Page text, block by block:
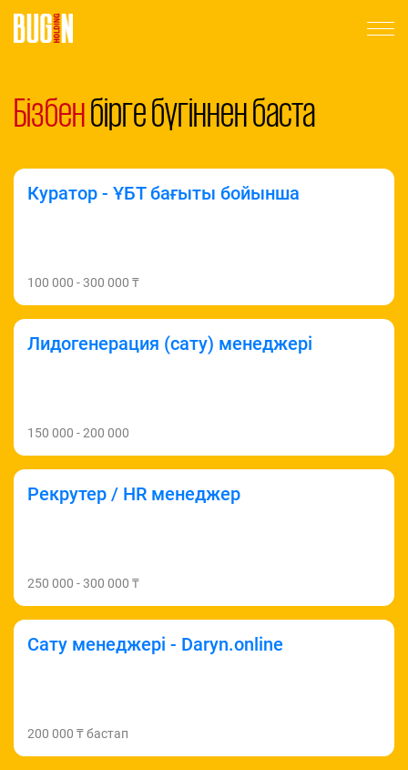
Бізбенбірге бүгіннен баста
Куратор - ҰБТ бағыты бойынша
100 000 - 300 000 ₸
Лидогенерация (сату) менеджері
150 000 - 200 000
Рекрутер / HR менеджер
250 000 - 300 000 ₸
Сату менеджері - Daryn.online
200 000 ₸ бастап